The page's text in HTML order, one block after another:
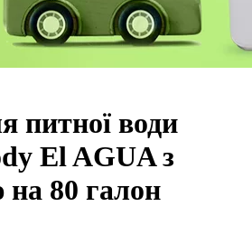
питної води
El AGUA з
80 галон